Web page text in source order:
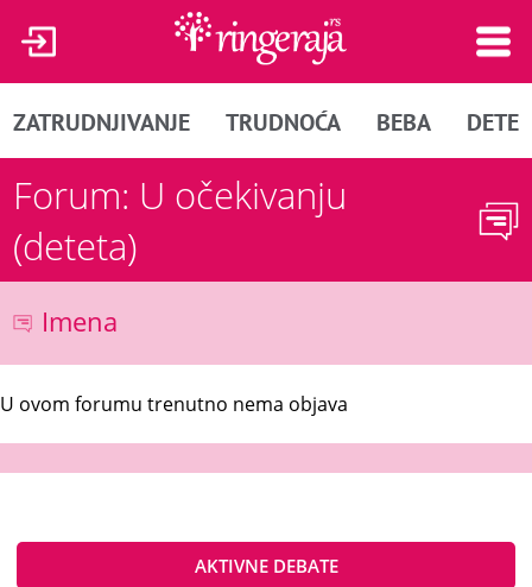
ZATRUDNJIVANJE TRUDNOĆA BEBA DETE
Forum: U očekivanju
(deteta)
Imena
U ovom forumu trenutno nema objava
AKTIVNE DEBATE